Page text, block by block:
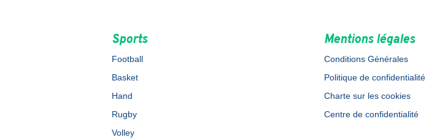
Sports
Football
Basket
Hand
Rugby
Volley
Mentions légales
Conditions Générales
Politique de confidentialité
Charte sur les cookies
Centre de confidentialité